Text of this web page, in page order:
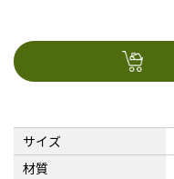
サイズ
材質